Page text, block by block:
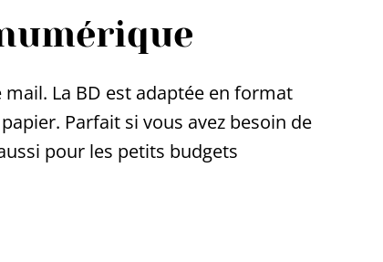
La BD est adaptée en format
Parfait si vous avez besoin de
pour les petits budgets